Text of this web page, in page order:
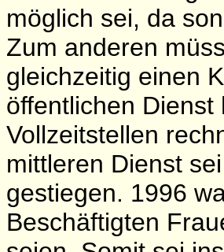
möglich sei, da
Zum anderen
gleichzeitig einen
öffentlichen
Vollzeitstellen
mittleren Dienst
gestiegen. 1996
Beschäftigten